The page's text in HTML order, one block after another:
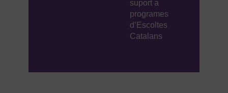
suport a
programes
d’Escoltes
Catalans